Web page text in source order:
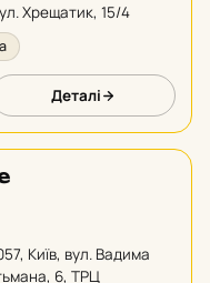
Хрещатик, 15/4
Деталі
Київ, вул. Вадима
6, ТРЦ